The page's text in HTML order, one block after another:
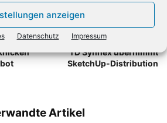
anzeigen
Datenschutz ImpressumNächster Artikel
TD Synnex übernimmt
SketchUp-Distribution
Artikel